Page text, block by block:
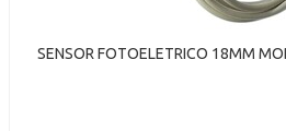
SENSOR FOTOELETRICO 18MM